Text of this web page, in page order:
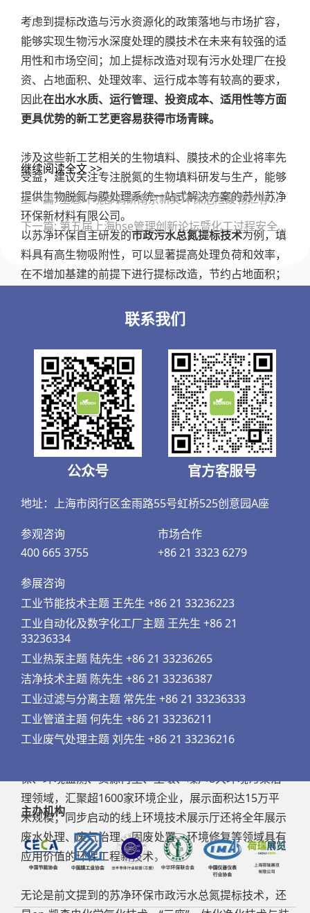
考虑到提标改造与污水资源化的政策落地与市场扩容，
能够实现生物污水深度处理的膜技术在未来有较强的适
用性和市场空间；加上提标改造对现有污水处理厂在投
资、占地面积、处理效率、运行成本等有较高的要求，
因此在出水水质、运行管理、投资成本、适用性等方面
更具优势的新工艺更容易获得市场青睐。
涉及这些新工艺相关的生物填料、膜技术的企业将率先
受益，建议关注专注脱氮的生物填料研发与生产，能够
提供生物脱氮与膜处理系统一站式解决方案的苏州苏净
环保新材料有限公司。
以苏净环保自主研发的市政污水总氮提标技术为例，填
料具有高生物吸附性，可以显著提高处理负荷和效率，
在不增加基建的前提下进行提标改造，节约占地面积；
高，节约支架费用，确保系统运行更加稳定；一次性成
与此同时，个性化定制吊装模块，实现不停产改造；使
用寿命长达10年以上；采用污泥和生物膜技术复合工
艺，填料可最大限度地调和脱氮与除磷泥龄之间的矛
盾；可在冬季低温条件（水温8~12℃）稳定运行，耐冲
击负荷。
大提升了我国污水处理率，但出水水质仍有待提升，污
水处理厂提标改造迫在眉睫。统计显示，2020年我国城
市污水处理厂数量达到2679座，城市污水日处理能力达
空间在800亿元左右。
技术工艺革新带来的价值释放在整个生态环境治理领域
越来越显著，受益的不仅仅是企业，而是整个社会。伫
立承上启下的2021年，我们认为，“政策+技术”驱动下
的污水处理市场将迎来新一轮发展契机，尤其是提标改
造板块，新技术工艺的应用前景与市场值得期待！
6月2日~4日在上海国家会展中心举办的2021世环会
保、环境监测、资源再生、土壤、噪声8大环境污染治
理领域，汇聚超1600家环境企业，展示面积达15万平
米规模；同步启动的线上环境技术展示厅还将全年展示
废水处理、废气治理、固废处置、环境修复等领域具有
应用价值的环保工程新技术。
无论是前文提到的苏净环保市政污水总氮提标技术，还
继续阅读全文 >>
文
章
导
航
上一篇: 生态环境部调研南京新奥环保危险废物贮存管理工作
下一篇: 第五届上海hse管理创新论坛暨化工过程安全管理专题论坛
联系我们
公众号 官方客服号
地址：上海市闵行区金雨路55号虹桥525创意园A座
参观咨询
400 665 3755
市场合作
+86 21 3323 6279
参展咨询
工业节能技术主题 王先生 +86 21 33236223
工业自动化及数字化工厂主题 王先生 +86 21
33236334
工业热泵主题 陆先生 +86 21 33236265
洁净技术主题 陈先生 +86 21 33236387
工业过滤与分离主题 常先生 +86 21 33236333
工业管道主题 何先生 +86 21 33236211
工业废气处理主题 刘先生 +86 21 33236216
主办机构